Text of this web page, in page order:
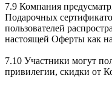
7.9 Компания
Подарочных
пользователей
настоящей Оферты как
7.10 Участники могут
привилегии, скидки от